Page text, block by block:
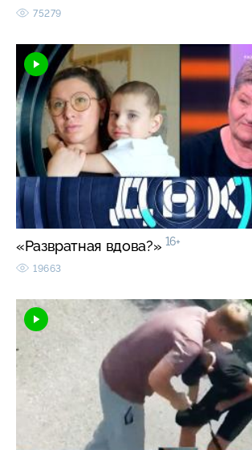
75279
«Развратная вдова?» 16+
19663